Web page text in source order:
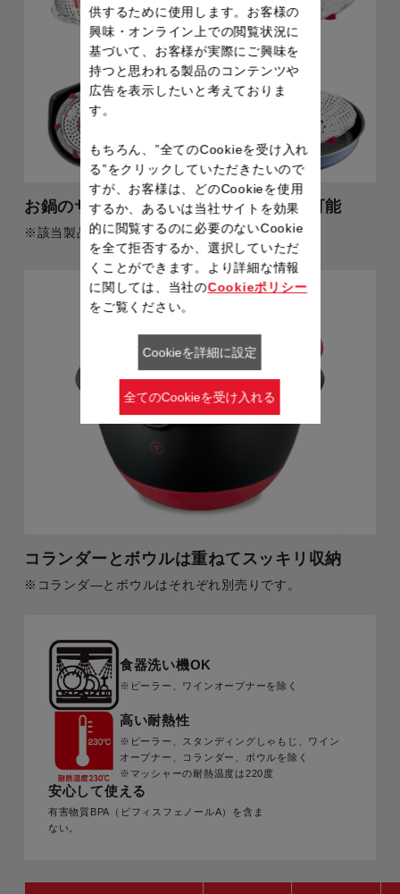
お鍋のサイズに合わせてサイズ調整が可能
※該当製品：ステンレス スチームバスケット
コランダーとボウルは重ねてスッキリ収納
※コランダ―とボウルはそれぞれ別売りです。
食器洗い機OK
※ピーラー、ワインオープナーを除く
高い耐熱性
※ピーラー、スタンディングしゃもじ、ワイン
オープナー、コランダー、ボウルを除く
※マッシャーの耐熱温度は220度
安心して使える
有害物質BPA（ビフィスフェノールA）を含ま
ない。
供するために使用します。お客様の
興味・オンライン上での閲覧状況に
基づいて、お客様が実際にご興味を
持つと思われる製品のコンテンツや
広告を表示したいと考えておりま
す。
もちろん、”全てのCookieを受け入れ
る”をクリックしていただきたいので
すが、お客様は、どのCookieを使用
するか、あるいは当社サイトを効果
的に閲覧するのに必要のないCookie
を全て拒否するか、選択していただ
くことができます。より詳細な情報
に関しては、当社のCookieポリシー
をご覧ください。
Cookieを詳細に設定
全てのCookieを受け入れる